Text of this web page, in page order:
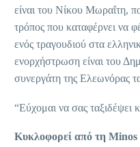
είναι του Νίκου Μωραΐτη,
τρόπος που καταφέρνει να
ενός τραγουδιού στα
ενορχήστρωση είναι του
συνεργάτη της Ελεωνόρας
“Εύχομαι να σας ταξιδέψει
Κυκλοφορεί από τη